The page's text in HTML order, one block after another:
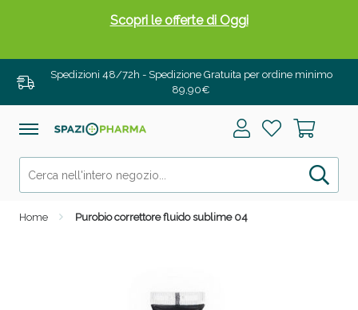
Spedizioni 48/72h - Spedizione Gratuita per ordine minimo
89,90€
Home Purobio correttore fluido sublime 04
Scopri le offerte di Oggi
Drenanti e Pancia Piatta: Sconti fino al 55% validi